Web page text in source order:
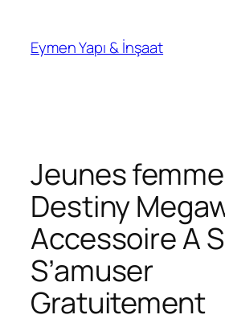
Eymen Yapı & İnşaat
Jeunes
Destiny
Accessoire A
S’amuser
Gratuitement